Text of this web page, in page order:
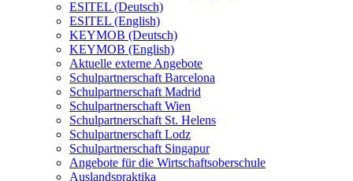
ESITEL (Deutsch)
ESITEL (English)
KEYMOB (Deutsch)
KEYMOB (English)
Aktuelle externe Angebote
Schulpartnerschaft Barcelona
Schulpartnerschaft Madrid
Schulpartnerschaft Wien
Schulpartnerschaft St. Helens
Schulpartnerschaft Lodz
Schulpartnerschaft Singapur
Angebote für die Wirtschaftsoberschule
Auslandspraktika